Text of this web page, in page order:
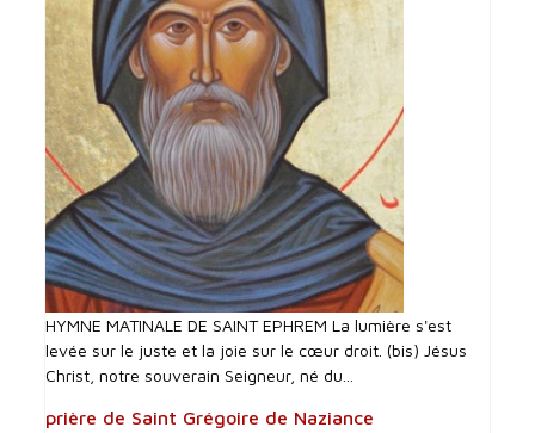
HYMNE MATINALE DE SAINT EPHREM La lumière s'est
levée sur le juste et la joie sur le cœur droit. (bis) Jésus
Christ, notre souverain Seigneur, né du...
prière de Saint Grégoire de Naziance